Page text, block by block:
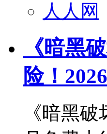
人人网
《暗黑
险！
《暗黑